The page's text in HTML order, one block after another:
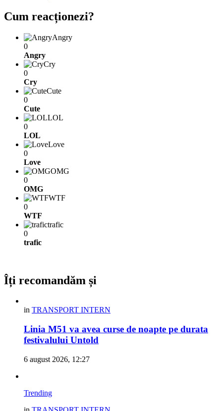
Cum reacționezi?
Angry
0
Angry
Cry
0
Cry
Cute
0
Cute
LOL
0
LOL
Love
0
Love
OMG
0
OMG
WTF
0
WTF
trafic
0
trafic
Îți recomandăm și
in TRANSPORT INTERN
Linia M51 va avea curse de noapte pe durata
festivalului Untold
6 august 2026, 12:27
Trending